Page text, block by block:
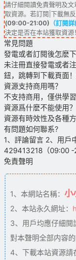
請仔細閱讀免責聲明及
取資源。若訂閱|下載無
(09:00-21:00) （訂閱
決定是否在本站獲取資源！
常見問題
發電或者訂閱後怎麽下
未注冊直接發電或者
鈕，跳轉到下載頁面
資源支持商用嗎？
不支持商用，僅供學
資源爲什麽不能使用？
資源有時效性及各種
有問題如何聯系?
1、評論留言 2、用戶
429413218（09:00 -
免責聲明
1、本網站名稱： 小
2、本站永久網址：
3、用戶均應仔細閱
對本聲明全部内容的
4、下載本站資源請